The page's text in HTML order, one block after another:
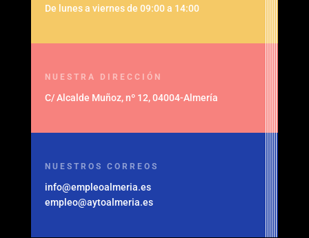
De lunes a viernes de 09:00 a 14:00
NUESTRA DIRECCIÓN
C/ Alcalde Muñoz, nº 12, 04004-Almería
NUESTROS CORREOS
info@empleoalmeria.es
empleo@aytoalmeria.es